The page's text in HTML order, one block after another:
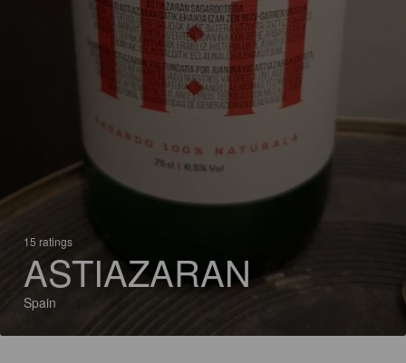
15 ratings
ASTIAZARAN
Spain